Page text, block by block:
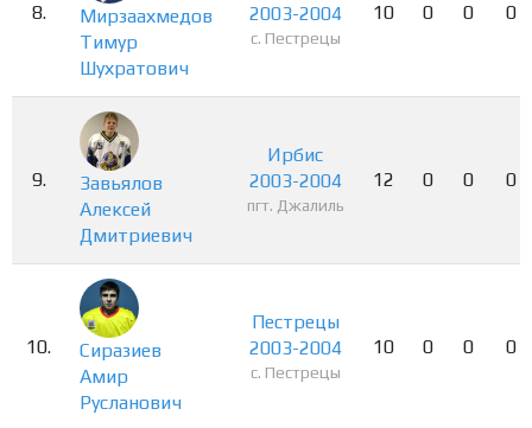
8.
Мирзаахмедов
Тимур
Шухратович
2003-2004
с. Пестрецы
10 0 0 0
9.
Завьялов
Алексей
Дмитриевич
Ирбис
2003-2004
пгт. Джалиль
12 0 0 0
10.
Сиразиев
Амир
Русланович
Пестрецы
2003-2004
с. Пестрецы
10 0 0 0